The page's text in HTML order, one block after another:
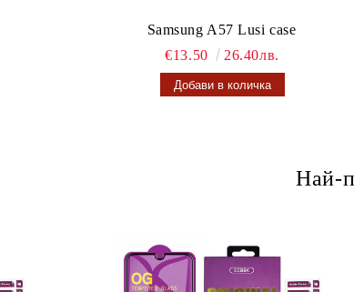
Samsung A57 Lusi case
€13.50
26.40лв.
Най-